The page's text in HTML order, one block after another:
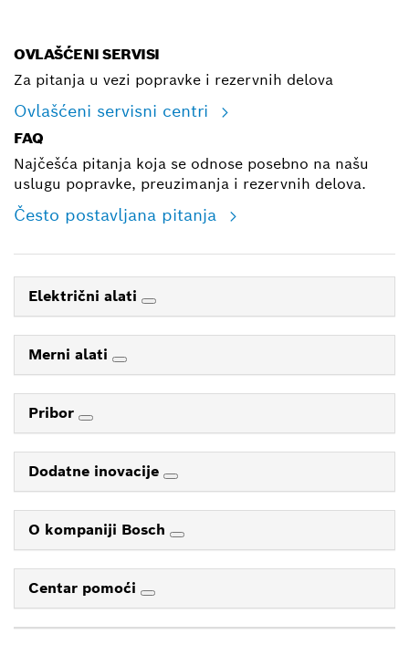
OVLAŠĆENI SERVISI
Za pitanja u vezi popravke i rezervnih delova
Ovlašćeni servisni centri
FAQ
Najčešća pitanja koja se odnose posebno na našu
uslugu popravke, preuzimanja i rezervnih delova.
Često postavljana pitanja
Električni alati
Merni alati
Pribor
Dodatne inovacije
O kompaniji Bosch
Centar pomoći